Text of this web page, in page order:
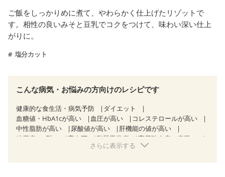
ご飯をしっかりめに煮て、やわらかく仕上げたリゾットで
す。相性の良いみそと豆乳でコクをつけて、味わい深い仕上
がりに。
塩分カット
こんな病気・お悩みの方向けのレシピです
健康的な食生活・病気予防
ダイエット
血糖値・HbA1cが高い
血圧が高い
コレステロールが高い
中性脂肪が高い
尿酸値が高い
肝機能の値が高い
糖尿病（2型）
高血圧 脂質異常症
高尿酸血症（痛風）
心臓弁膜症 心不全
さらに表示する